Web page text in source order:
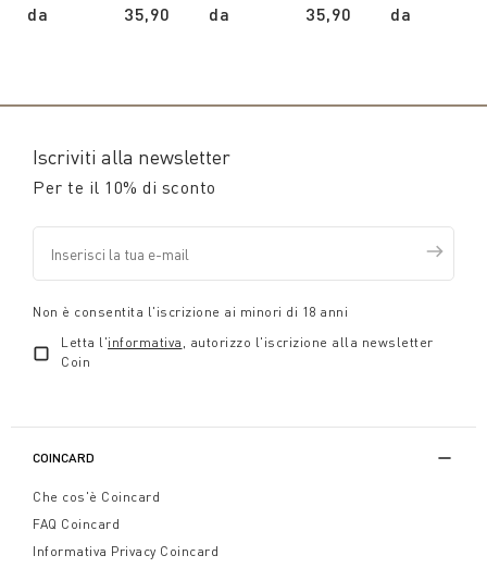
da
35,90
da
35,90
da
Iscriviti alla newsletter
Per te il 10% di sconto
Non è consentita l'iscrizione ai minori di 18 anni
Letta l'informativa , autorizzo l'iscrizione alla newsletter
Coin
COINCARD
Che cos'è Coincard
FAQ Coincard
Informativa Privacy Coincard